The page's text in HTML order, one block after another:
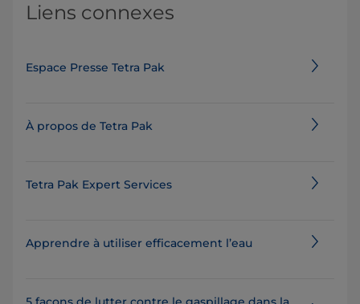
Liens connexes
Espace Presse Tetra Pak
À propos de Tetra Pak
Tetra Pak Expert Services
Apprendre à utiliser efficacement l’eau